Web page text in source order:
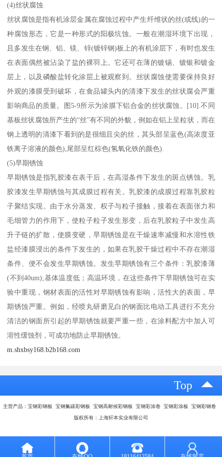
(4)丝状腐蚀
丝状腐蚀是指有机涂层金属在腐蚀过程中产生纤维状的丝(或线)的一
种腐蚀形态，它是一种形式的阳极坑蚀。一般在潮湿环境下出现，
且多发生在钢、铝、镁、锌(镀锌钢)板上的有机涂层下，有时也发生
在表面偶然被沾染了盐的裸羽上。它还可在薄的镀锡、镀银和镀金
层上，以及磷酸盐转化涂层上被观察到。丝状腐蚀使需要保持良好
外观的漆膜受到破坏，在食品罐头内的清漆下发生的丝状腐会严重
影响商品的质量。图5-9所示为涂膜下铝合金的丝状腐蚀。[10].不同
基板丝状腐蚀所产生的“丝”有不同的外貌，例如在铝上呈粒状，而在
钢上透明的清漆下看到的是很细且尖的丝，其头部呈蓝色(高浓度亚
铁离子溶液的颜色),尾部呈红棕色(氢氧化铁的颜色).
(5)早期锈蚀
早期锈蚀是指乳胶漆在表干后，在高湿条件下发生的斑点锈蚀。乳
胶漆发生早期锈蚀与其成膜过程有关。乳胶漆的成膜过程靠乳胶粒
子聚结实现。由于水分蒸发、权子与粒子接触，接着在表面张力和
毛细管力的作用下，使粒子粒子发生形变，后在乳胶粒子中发生高
升子链的扩散，使膜变硬，早期锈蚀是在干燥速率减慢和水溶性铁
盐经漆膜浸出的条件下发生的，如果在乳胶干燥过程中不存在潮湿
条件、便不会发生早期锈蚀。发生早期锈蚀有三个条件：乳胶漆薄
(不到40um);基体温度低；高温环境，在这些条件下早期锈蚀可在实
验中重现，钢材表面的活性对早期锈蚀有影响，活性大的表面，早
期锈蚀严重。例如，经喷丸研磨见白的钢面比电动工具进行不充分
清洁的钢面所引起的早期锈蚀就要严重一些，在涂料配方中加人可
溶性缓蚀剂，可成功地防止早期锈蚀。
m.shxbsy168.b2b168.com
Top
主营产品：宝钢彩钢板 宝钢氟碳彩钢板 宝钢高耐候彩钢板 宝钢彩涂卷 宝钢彩涂板 宝钢彩钢卷
版权所有：上海轩本实业有限公司